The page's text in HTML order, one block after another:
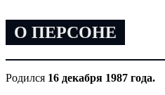
О ПЕРСОНЕ
Родился 16 декабря 1987 года.